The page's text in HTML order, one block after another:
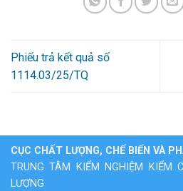
Phiếu trả kết quả số
1114.03/25/TQ
CỤC CHẤT LƯỢNG, CHẾ BIẾN VÀ
TRUNG TÂM KIỂM NGHIỆM KIỂM
LƯỢNG